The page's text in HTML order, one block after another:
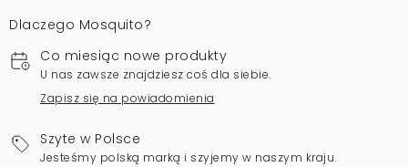
Dlaczego Mosquito?
Co miesiąc nowe produkty
U nas zawsze znajdziesz coś dla siebie.
Zapisz się na powiadomienia
Szyte w Polsce
Jesteśmy polską marką i szyjemy w naszym kraju.